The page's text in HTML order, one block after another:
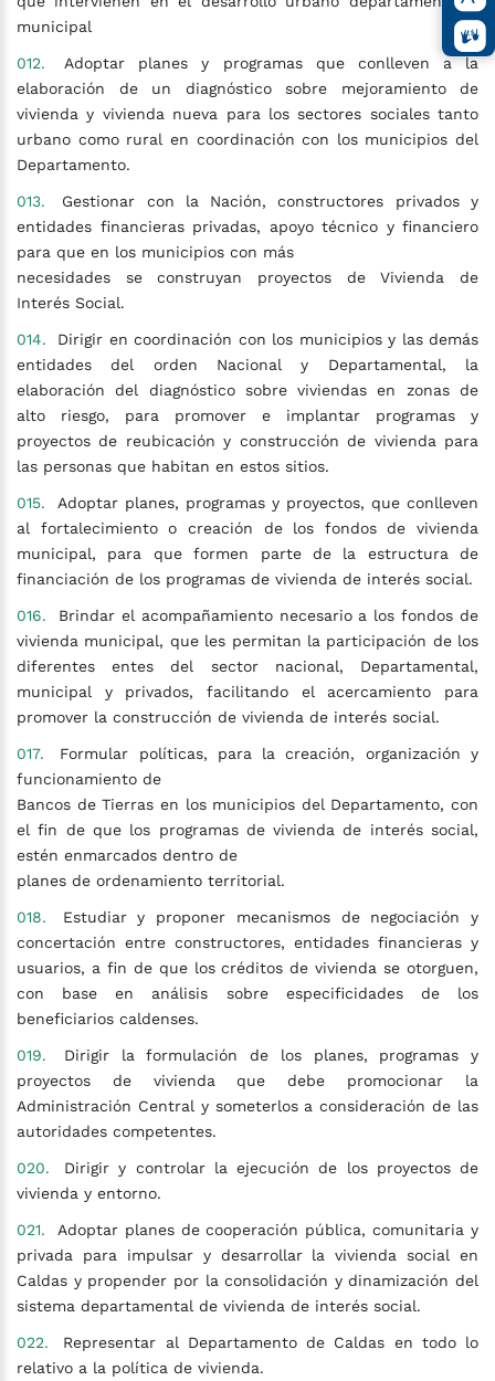
municipal
Adoptar planes y programas que conlleven a la
elaboración de un diagnóstico sobre mejoramiento de
vivienda y vivienda nueva para los sectores sociales tanto
urbano como rural en coordinación con los municipios del
Departamento.
Gestionar con la Nación, constructores privados y
entidades financieras privadas, apoyo técnico y financiero
para que en los municipios con más
necesidades se construyan proyectos de Vivienda de
Interés Social.
Dirigir en coordinación con los municipios y las demás
entidades del orden Nacional y Departamental, la
elaboración del diagnóstico sobre viviendas en zonas de
alto riesgo, para promover e implantar programas y
proyectos de reubicación y construcción de vivienda para
las personas que habitan en estos sitios.
Adoptar planes, programas y proyectos, que conlleven
al fortalecimiento o creación de los fondos de vivienda
municipal, para que formen parte de la estructura de
financiación de los programas de vivienda de interés social.
Brindar el acompañamiento necesario a los fondos de
vivienda municipal, que les permitan la participación de los
diferentes entes del sector nacional, Departamental,
municipal y privados, facilitando el acercamiento para
promover la construcción de vivienda de interés social.
Formular políticas, para la creación, organización y
funcionamiento de
Bancos de Tierras en los municipios del Departamento, con
el fin de que los programas de vivienda de interés social,
estén enmarcados dentro de
planes de ordenamiento territorial.
Estudiar y proponer mecanismos de negociación y
concertación entre constructores, entidades financieras y
usuarios, a fin de que los créditos de vivienda se otorguen,
con base en análisis sobre especificidades de los
beneficiarios caldenses.
Dirigir la formulación de los planes, programas y
proyectos de vivienda que debe promocionar la
Administración Central y someterlos a consideración de las
autoridades competentes.
Dirigir y controlar la ejecución de los proyectos de
vivienda y entorno.
Adoptar planes de cooperación pública, comunitaria y
privada para impulsar y desarrollar la vivienda social en
Caldas y propender por la consolidación y dinamización del
sistema departamental de vivienda de interés social.
Representar al Departamento de Caldas en todo lo
relativo a la política de vivienda.